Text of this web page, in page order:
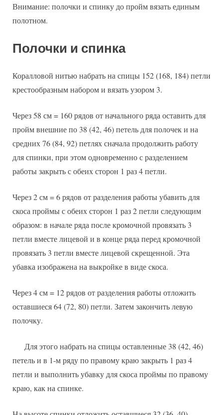
Внимание: полочки и спинку до пройм вязать единым
полотном.
Полочки и спинка
Коралловой нитью набрать на спицы 152 (168, 184) петли
крестообразным набором и вязать узором 3.
Через 58 см = 160 рядов от начального ряда оставить для
пройм внешние по 38 (42, 46) петель для полочек и на
средних 76 (84, 92) петлях сначала продолжить работу
для спинки, при этом одновременно с разделением
работы закрыть с обеих сторон 1 раз 4 петли.
Через 2 см = 6 рядов от разделения работы убавить для
скоса проймы с обеих сторон 1 раз 2 петли следующим
образом: в начале ряда после кромочной провязать 3
петли вместе лицевой и в конце ряда перед кромочной
провязать 3 петли вместе лицевой скрещенной. Эта
убавка изображена на выкройке в виде скоса.
Через 4 см = 12 рядов от разделения работы отложить
оставшиеся 64 (72, 80) петли. Затем закончить левую
полочку.
Для этого набрать на спицы оставленные 38 (42, 46)
петель и в 1-м ряду по правому краю закрыть 1 раз 4
петли и выполнить убавку для скоса проймы по правому
краю, как на спинке.